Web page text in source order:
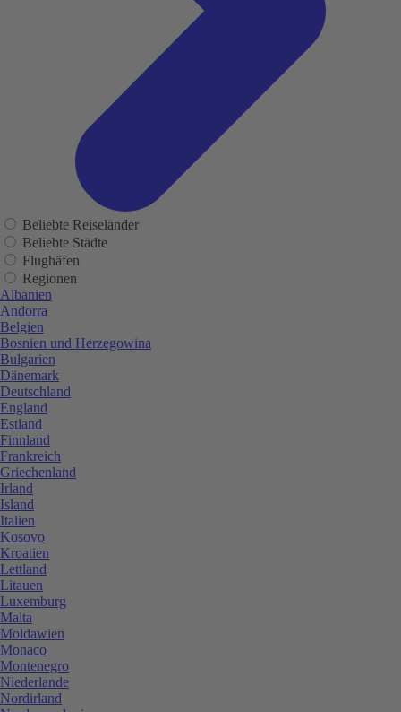
Beliebte Reiseländer
Beliebte Städte
Flughäfen
Regionen
Albanien
Andorra
Belgien
Bosnien und Herzegowina
Bulgarien
Dänemark
Deutschland
England
Estland
Finnland
Frankreich
Griechenland
Irland
Island
Italien
Kosovo
Kroatien
Lettland
Litauen
Luxemburg
Malta
Moldawien
Monaco
Montenegro
Niederlande
Nordirland